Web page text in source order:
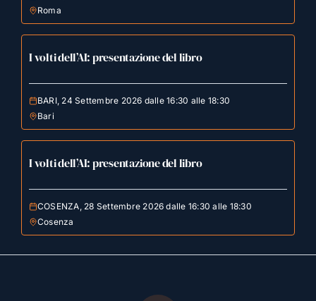
Roma
I volti dell’AI: presentazione del libro
BARI, 24 Settembre 2026 dalle 16:30 alle 18:30
Bari
I volti dell’AI: presentazione del libro
COSENZA, 28 Settembre 2026 dalle 16:30 alle 18:30
Cosenza